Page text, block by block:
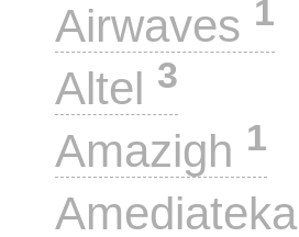
Airwaves 1
Altel 3
Amazigh 1
Amediateka